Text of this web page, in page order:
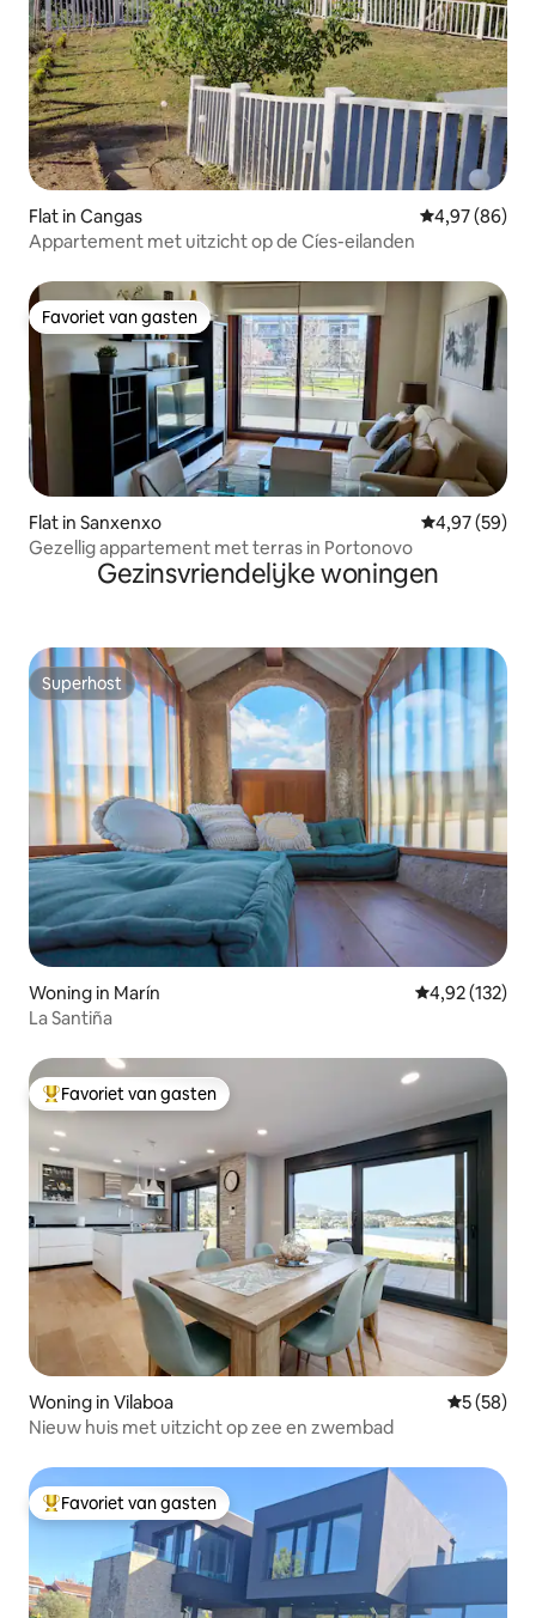
Flat in Cangas Gemiddelde
4,97 (86)
Appartement met uitzicht op de Cíes-eilanden
Favoriet van gasten
Favoriet van gasten
Flat in Sanxenxo Gemiddelde
4,97 (59)
Gezellig appartement met terras in Portonovo
Gezinsvriendelijke woningen
Superhost
Superhost
Woning in Marín Gemiddelde
4,92 (132)
La Santiña
Topfavoriet van gasten
Favoriet van gasten
Woning in Vilaboa
5 (58)
Nieuw huis met uitzicht op zee en zwembad
Topfavoriet van gasten
Favoriet van gasten